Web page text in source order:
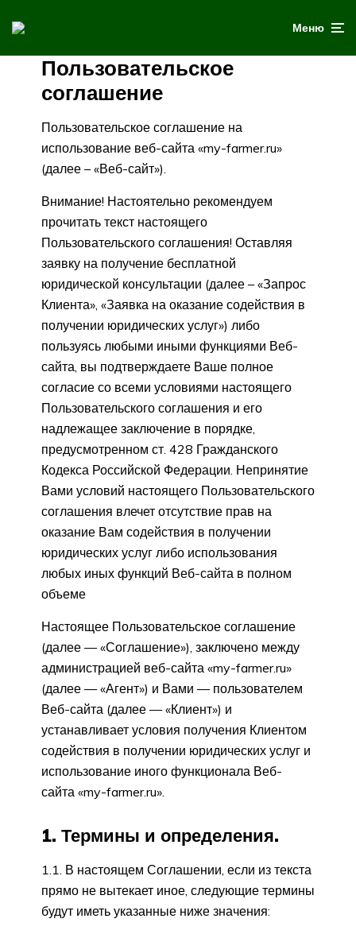
Меню
Пользовательское
соглашение
Пользовательское соглашение на
использование веб-сайта «my-farmer.ru»
(далее – «Веб-сайт»).
Внимание! Настоятельно рекомендуем
прочитать текст настоящего
Пользовательского соглашения! Оставляя
заявку на получение бесплатной
юридической консультации (далее – «Запрос
Клиента», «Заявка на оказание содействия в
получении юридических услуг») либо
пользуясь любыми иными функциями Веб-
сайта, вы подтверждаете Ваше полное
согласие со всеми условиями настоящего
Пользовательского соглашения и его
надлежащее заключение в порядке,
предусмотренном ст. 428 Гражданского
Кодекса Российской Федерации. Непринятие
Вами условий настоящего Пользовательского
соглашения влечет отсутствие прав на
оказание Вам содействия в получении
юридических услуг либо использования
любых иных функций Веб-сайта в полном
объеме
Настоящее Пользовательское соглашение
(далее — «Соглашение»), заключено между
администрацией веб-сайта «my-farmer.ru»
(далее — «Агент») и Вами — пользователем
Веб-сайта (далее — «Клиент») и
устанавливает условия получения Клиентом
содействия в получении юридических услуг и
использование иного функционала Веб-
сайта «my-farmer.ru».
1. Термины и определения.
1.1. В настоящем Соглашении, если из текста
прямо не вытекает иное, следующие термины
будут иметь указанные ниже значения: